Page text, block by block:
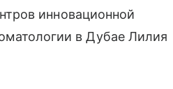
инновационной
в Дубае Лилия